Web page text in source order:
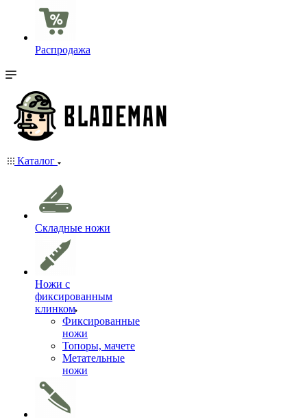
Распродажа
Каталог
Складные ножи
Ножи с
фиксированным
клинком
Фиксированные
ножи
Топоры, мачете
Метательные
ножи